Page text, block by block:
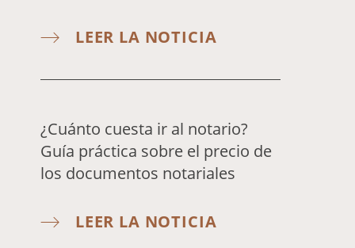
LEER LA NOTICIA
¿Cuánto cuesta ir al notario?
Guía práctica sobre el precio de
los documentos notariales
LEER LA NOTICIA